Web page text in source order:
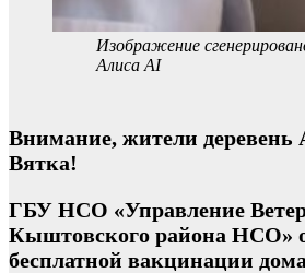
Изображение
Алиса AI
Внимание, жители деревень
Вятка!
ГБУ НСО «Управление
Кыштовского района НСО»
бесплатной вакцинации